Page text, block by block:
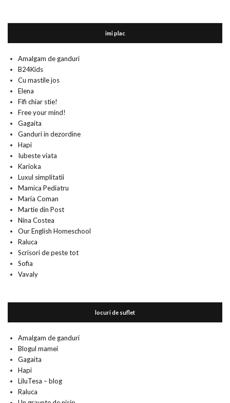
imi plac
Amalgam de ganduri
B24Kids
Cu mastile jos
Elena
Fifi chiar stie!
Free your mind!
Gagaita
Ganduri in dezordine
Hapi
Iubeste viata
Karioka
Luxul simplitatii
Mamica Pediatru
Maria Coman
Martie din Post
Nina Costea
Our English Homeschool
Raluca
Scrisori de peste tot
Sofia
Vavaly
locuri de suflet
Amalgam de ganduri
Blogul mamei
Gagaita
Hapi
LiluTesa – blog
Raluca